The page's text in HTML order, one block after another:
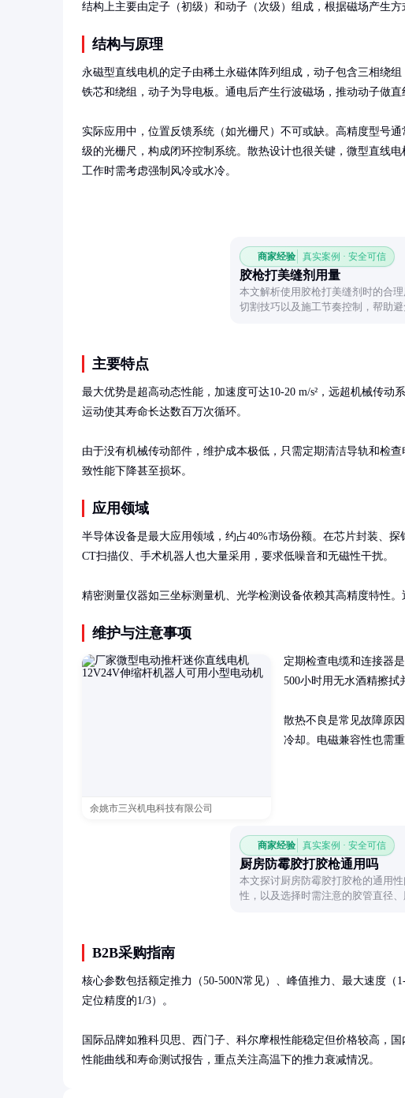
结构上主要由定子（初级）和动子（次级）组成，根据磁场产生方
结构与原理
永磁型直线电机的定子由稀土永磁体阵列组成，动子包含三相绕
铁芯和绕组，动子为导电板。通电后产生行波磁场，推动动子做直
实际应用中，位置反馈系统（如光栅尺）不可或缺。高精度型号
级的光栅尺，构成闭环控制系统。散热设计也很关键，微型直线
工作时需考虑强制风冷或水冷。
商家经验 真实案例 · 安全可信
胶枪打美缝剂用量
本文解析使用胶枪打美缝剂时的合
切割技巧以及施工节奏控制，帮助避
主要特点
最大优势是超高动态性能，加速度可达10-20 m/s²，远超机械传
运动使其寿命长达数百万次循环。
由于没有机械传动部件，维护成本极低，只需定期清洁导轨和检
致性能下降甚至损坏。
应用领域
半导体设备是最大应用领域，约占40%市场份额。在芯片封装、
CT扫描仪、手术机器人也大量采用，要求低噪音和无磁性干扰。
精密测量仪器如三坐标测量机、光学检测设备依赖其高精度特性
维护与注意事项
余姚市三兴机电科技有限公司
定期检查电缆和连接器
500小时用无水酒精擦拭
散热不良是常见故障原
冷却。电磁兼容性也需
商家经验 真实案例 · 安全可信
厨房防霉胶打胶枪通用吗
本文探讨厨房防霉胶打胶枪的通用
性，以及选择时需注意的胶管直径
B2B采购指南
核心参数包括额定推力（50-500N常见）、峰值推力、最大速度
定位精度的1/3）。
国际品牌如雅科贝思、西门子、科尔摩根性能稳定但价格较高，
性能曲线和寿命测试报告，重点关注高温下的推力衰减情况。